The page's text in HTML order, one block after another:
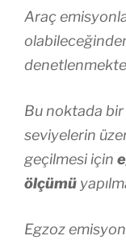
Araç
Bu noktada bir
seviyelerin
geçilmesi için
ölçümü
Egzoz